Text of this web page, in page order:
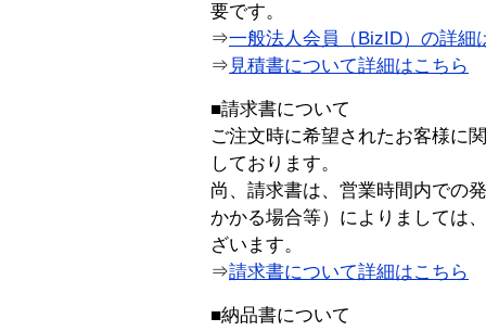
要です。
⇒一般法人会員（BizID）の詳細
⇒ 見積書について詳細はこちら
■請求書について
ご注文時に希望されたお客様に
しております。
尚、請求書は、営業時間内での
かかる場合等）によりましては
ざいます。
⇒請求書について詳細はこちら
■納品書について